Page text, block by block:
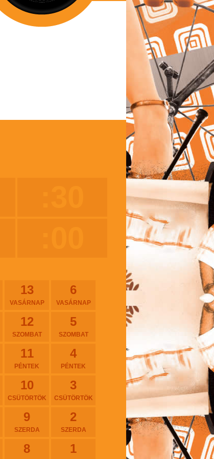
13
VASÁRNAP
6
VASÁRNAP
12
SZOMBAT
5
SZOMBAT
11
PÉNTEK
4
PÉNTEK
10
CSÜTÖRTÖK
3
CSÜTÖRTÖK
9
SZERDA
2
SZERDA
8 1